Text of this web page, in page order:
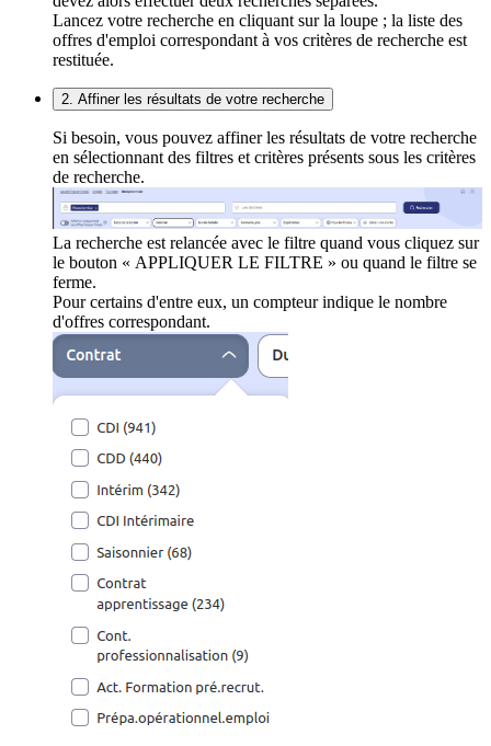
Lancez votre recherche en cliquant sur la loupe ; la liste des
offres d'emploi correspondant à vos critères de recherche est
restituée.
2. Affiner les résultats de votre recherche
Si besoin, vous pouvez affiner les résultats de votre recherche
en sélectionnant des filtres et critères présents sous les critères
de recherche.
La recherche est relancée avec le filtre quand vous cliquez sur
le bouton « APPLIQUER LE FILTRE » ou quand le filtre se
ferme.
Pour certains d'entre eux, un compteur indique le nombre
d'offres correspondant.